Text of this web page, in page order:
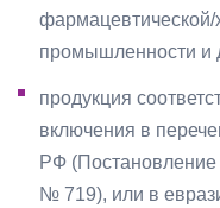
фармацевтической/
промышленности и
продукция
включения в
РФ
№ 719), или в